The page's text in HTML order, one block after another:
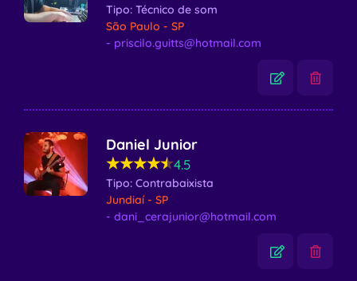
Tipo: Técnico de som
São Paulo - SP
- priscilo.guitts@hotmail.com
Daniel Junior
★★★★★
★★★★★4.5
Tipo: Contrabaixista
Jundiaí - SP
- dani_cerajunior@hotmail.com